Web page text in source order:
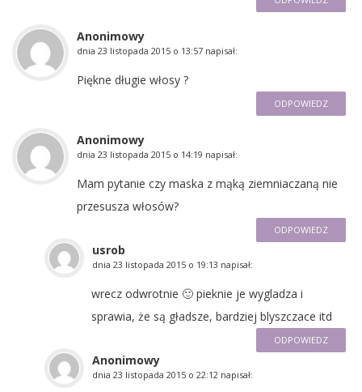
Anonimowy
dnia 23 listopada 2015 o 13:57 napisał:
Piękne długie włosy ?
ODPOWIEDZ
Anonimowy
dnia 23 listopada 2015 o 14:19 napisał:
Mam pytanie czy maska z mąką ziemniaczaną nie
przesusza włosów?
ODPOWIEDZ
usrob
dnia 23 listopada 2015 o 19:13 napisał:
wrecz odwrotnie 🙂 pieknie je wygladza i
sprawia, że są gładsze, bardziej blyszczace itd
ODPOWIEDZ
Anonimowy
dnia 23 listopada 2015 o 22:12 napisał: